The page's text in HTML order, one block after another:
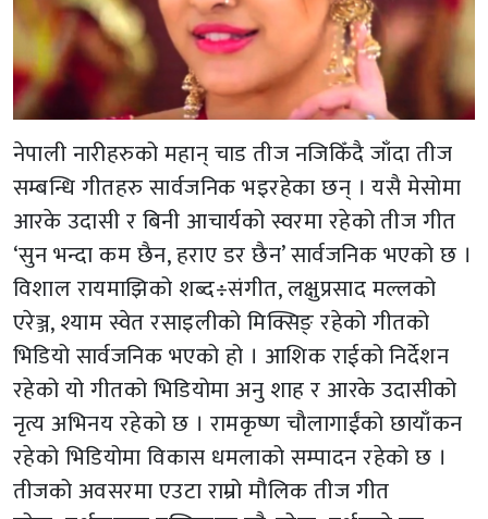
नेपाली नारीहरुको महान् चाड तीज नजिकिँदै जाँदा तीज
सम्बन्धि गीतहरु सार्वजनिक भइरहेका छन् । यसै मेसोमा
आरके उदासी र बिनी आचार्यको स्वरमा रहेको तीज गीत
‘सुन भन्दा कम छैन, हराए डर छैन’ सार्वजनिक भएको छ ।
विशाल रायमाझिको शब्द÷संगीत, लक्षुप्रसाद मल्लको
एरेञ्ज, श्याम स्वेत रसाइलीको मिक्सिङ् रहेको गीतको
भिडियो सार्वजनिक भएको हो । आशिक राईको निर्देशन
रहेको यो गीतको भिडियोमा अनु शाह र आरके उदासीको
नृत्य अभिनय रहेको छ । रामकृष्ण चौलागाईंको छायाँकन
रहेको भिडियोमा विकास धमलाको सम्पादन रहेको छ ।
तीजको अवसरमा एउटा राम्रो मौलिक तीज गीत